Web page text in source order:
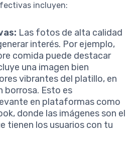
incluyen:
Las fotos de alta calidad
interés. Por ejemplo,
comida puede destacar
una imagen bien
vibrantes del platillo, en
borrosa. Esto es
en plataformas como
donde las imágenes son el
tienen los usuarios con tu